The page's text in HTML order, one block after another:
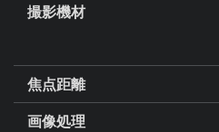
撮影機材
焦点距離
画像処理